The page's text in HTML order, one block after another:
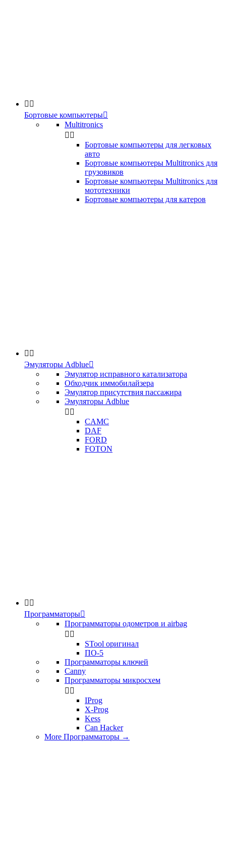
 
Бортовые компьютеры
Multitronics
 
Бортовые компьютеры для легковых
авто
Бортовые компьютеры Multitronics для
грузовиков
Бортовые компьютеры Multitronics для
мототехники
Бортовые компьютеры для катеров
 
Эмуляторы Adblue
Эмулятор исправного катализатора
Обходчик иммобилайзера
Эмулятор присутствия пассажира
Эмуляторы Adblue
 
CAMC
DAF
FORD
FOTON
 
Программаторы
Программаторы одометров и airbag
 
STool оригинал
ПО-5
Программаторы ключей
Canny
Программаторы микросхем
 
IProg
X-Prog
Kess
Can Hacker
More Программаторы →